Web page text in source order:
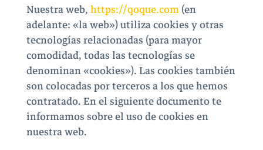
Nuestra web,https://qoque.com(en
adelante: «la web») utiliza cookies y otras
tecnologías relacionadas (para mayor
comodidad, todas las tecnologías se
denominan «cookies»). Las cookies también
son colocadas por terceros a los que hemos
contratado. En el siguiente documento te
informamos sobre el uso de cookies en
nuestra web.